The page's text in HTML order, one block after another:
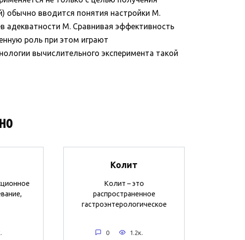
обычно вводится понятия настройки М.
адекватности М. Сравнивая эффективность
роль при этом играют
вычислительного эксперимента такой
Колит
Колит – это
распространенное
гастроэнтерологическое
0 1.2к.